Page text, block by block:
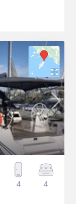
4 4